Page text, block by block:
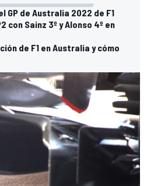
GP de Australia 2022 de F1
con Sainz 3º y Alonso 4º en
de F1 en Australia y cómo